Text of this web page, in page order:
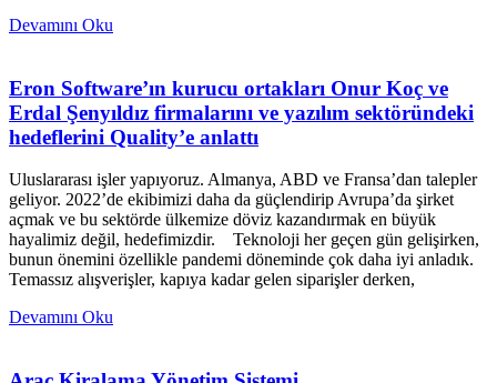
Devamını Oku
Eron Software’ın kurucu ortakları Onur Koç ve
Erdal Şenyıldız firmalarını ve yazılım sektöründeki
hedeflerini Quality’e anlattı
Uluslararası işler yapıyoruz. Almanya, ABD ve Fransa’dan talepler
geliyor. 2022’de ekibimizi daha da güçlendirip Avrupa’da şirket
açmak ve bu sektörde ülkemize döviz kazandırmak en büyük
hayalimiz değil, hedefimizdir. Teknoloji her geçen gün gelişirken,
bunun önemini özellikle pandemi döneminde çok daha iyi anladık.
Temassız alışverişler, kapıya kadar gelen siparişler derken,
Devamını Oku